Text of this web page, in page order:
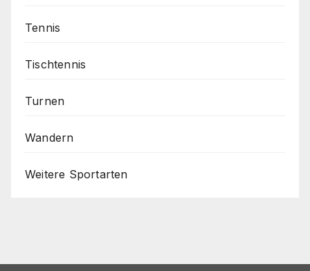
Tennis
Tischtennis
Turnen
Wandern
Weitere Sportarten